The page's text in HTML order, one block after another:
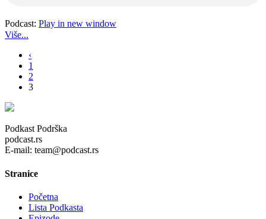
Podcast: Play in new window
Više...
‹
1
2
3
Podkast Podrška
podcast.rs
E-mail: team@podcast.rs
Stranice
Početna
Lista Podkasta